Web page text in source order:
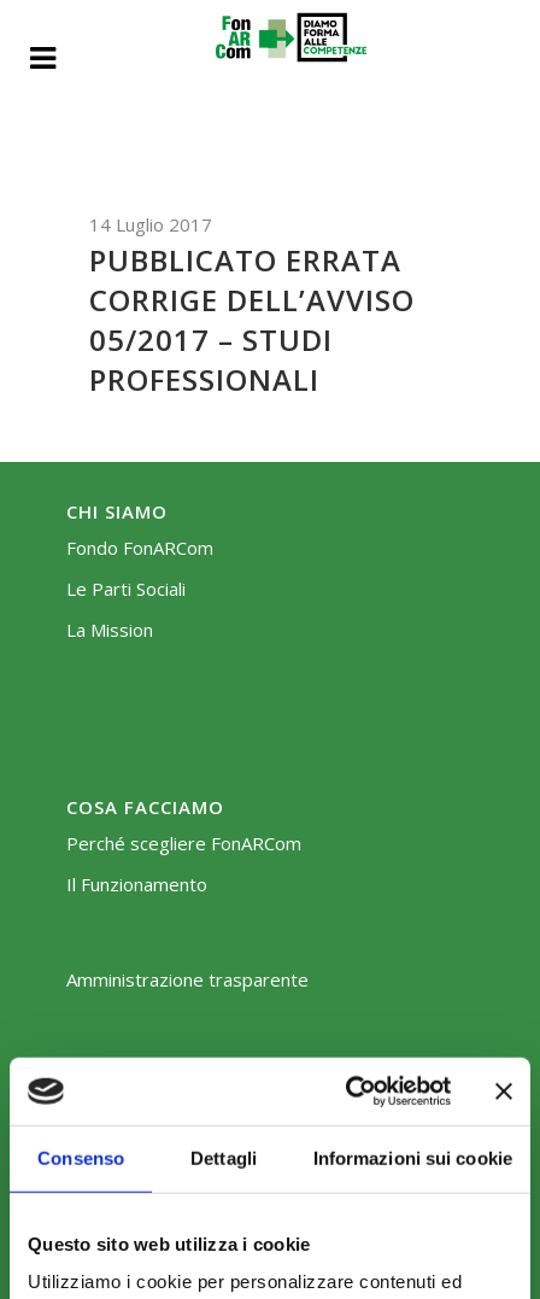
Consenso Dettagli Informazioni sui cookie
Questo sito web utilizza i cookie
Utilizziamo i cookie per personalizzare contenuti ed
14 Luglio 2017
PUBBLICATO ERRATA
CORRIGE DELL’AVVISO
05/2017 – STUDI
PROFESSIONALI
CHI SIAMO
Fondo FonARCom
Le Parti Sociali
La Mission
COSA FACCIAMO
Perché scegliere FonARCom
Il Funzionamento
Amministrazione trasparente
COME ADERIRE
Modalità di adesione
Mobilità e Portabilità
Strumenti